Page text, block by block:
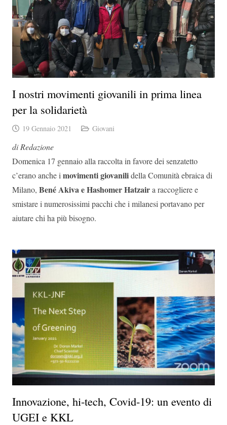
I nostri movimenti giovanili in prima linea
per la solidarietà
19 Gennaio 2021 Giovani
di Redazione
Domenica 17 gennaio alla raccolta in favore dei senzatetto
c’erano anche i movimenti giovanilidella Comunità ebraica di
Milano, Bené Akiva e Hashomer Hatzaira raccogliere e
smistare i numerosissimi pacchi che i milanesi portavano per
aiutare chi ha più bisogno.
Innovazione, hi-tech, Covid-19: un evento di
UGEI e KKL